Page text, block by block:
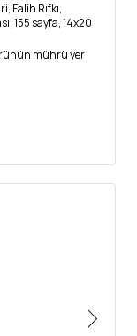
Falih Rıfkı,
155 sayfa, 14x20
mührü yer